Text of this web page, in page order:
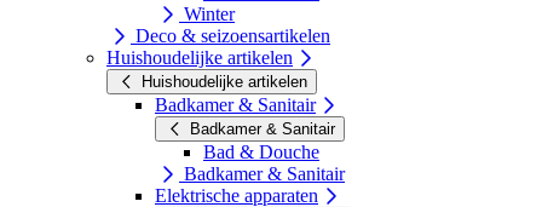
Winter
Deco & seizoensartikelen
Huishoudelijke artikelen
Huishoudelijke artikelen
Badkamer & Sanitair
Badkamer & Sanitair
Bad & Douche
Badkamer & Sanitair
Elektrische apparaten